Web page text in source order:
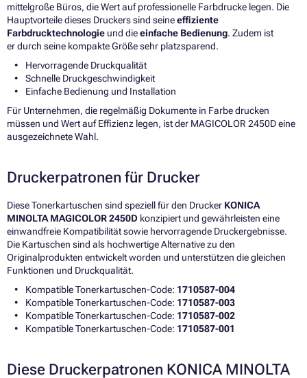
mittelgroße Büros, die Wert auf professionelle Farbdrucke legen. Die
Hauptvorteile dieses Druckers sind seineeffiziente
Farbdrucktechnologie und dieeinfache Bedienung. Zudem ist
er durch seine kompakte Größe sehr platzsparend.
Hervorragende Druckqualität
Schnelle Druckgeschwindigkeit
Einfache Bedienung und Installation
Für Unternehmen, die regelmäßig Dokumente in Farbe drucken
müssen und Wert auf Effizienz legen, ist der MAGICOLOR 2450D eine
ausgezeichnete Wahl.
Druckerpatronen für Drucker
Diese Tonerkartuschen sind speziell für den Drucker KONICA
MINOLTA MAGICOLOR 2450D konzipiert und gewährleisten eine
einwandfreie Kompatibilität sowie hervorragende Druckergebnisse.
Die Kartuschen sind als hochwertige Alternative zu den
Originalprodukten entwickelt worden und unterstützen die gleichen
Funktionen und Druckqualität.
Kompatible Tonerkartuschen-Code: 1710587-004
Kompatible Tonerkartuschen-Code: 1710587-003
Kompatible Tonerkartuschen-Code: 1710587-002
Kompatible Tonerkartuschen-Code: 1710587-001
Diese Druckerpatronen KONICA MINOLTA